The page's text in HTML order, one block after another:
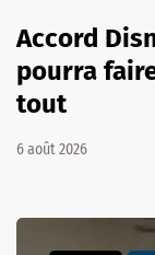
Accord
pourra
tout
6 août 2026